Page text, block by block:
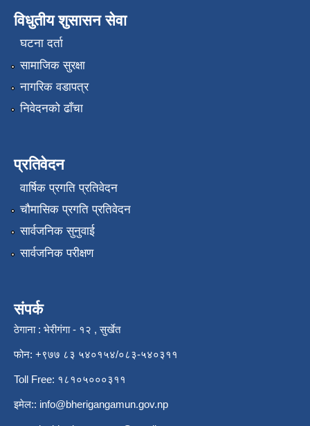
विधुतीय शुसासन सेवा
घटना दर्ता
सामाजिक सुरक्षा
नागरिक वडापत्र
निवेदनको ढाँचा
प्रतिवेदन
वार्षिक प्रगति प्रतिवेदन
चौमासिक प्रगति प्रतिवेदन
सार्वजनिक सुनुवाई
सार्वजनिक परीक्षण
संपर्क
ठेगाना : भेरीगंगा - १२ , सुर्खेत
फोन: +९७७ ८३ ५४०१५४/०८३-५४०३११
Toll Free: १८१०५०००३११
इमेल:: info@bherigangamun.gov.np